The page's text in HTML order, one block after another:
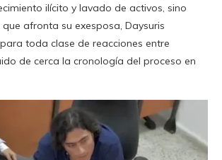
ilícito y lavado de activos, sino
afronta su exesposa, Daysuris
toda clase de reacciones entre
de cerca la cronología del proceso en